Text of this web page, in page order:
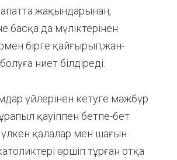
жақындарынан,
басқа да мүліктерінен
бірге қайғырып,жан-
ниет білдіреді.
үйлерінен кетуге мәжбүр
қауіппен бетпе-бет
үлкен қалалар мен шағын
өршіп тұрған отқа